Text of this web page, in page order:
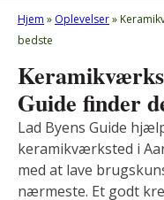
Hjem » Oplevelser»
bedste
Guide finder
Lad Byens Guide
keramikværksted i
med at lave
nærmeste. Et godt